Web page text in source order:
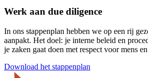
Werk aan due diligence
In ons stappenplan hebben we op een rij
aanpakt. Het doel: je interne beleid en
je zaken gaat doen met respect voor mens
Download het stappenplan